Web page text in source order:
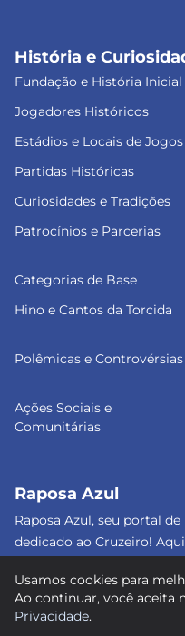
História e
Fundação e História Inicial
Jogadores Históricos
Estádios e Locais de Jogos
Partidas Históricas
Curiosidades e Tradições
Patrocínios e Parcerias
Categorias de Base
Hino e Cantos da Torcida
Polêmicas e Controvérsias
Ações Sociais e
Comunitárias
Raposa Azul
Raposa Azul, seu portal
dedicado ao Cruzeiro!
sobre o nosso amado
dessa apaixonante
Usamos cookies para
Ao continuar, você aceita
Privacidade.